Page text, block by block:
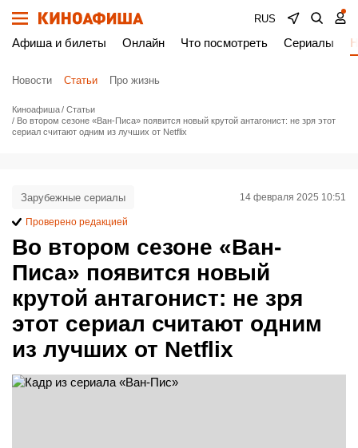
RUS
Афиша и билеты Онлайн Что посмотреть Сериалы
Новости Статьи Про жизнь
Киноафиша
Статьи
Во втором сезоне «Ван-Писа» появится новый крутой антагонист: не зря этот
сериал считают одним из лучших от Netflix
Во втором сезоне «Ван-
Писа» появится новый
крутой антагонист: не зря
этот сериал считают одним
из лучших от Netflix
Зарубежные сериалы 14 февраля 2025 10:51
Проверено редакцией